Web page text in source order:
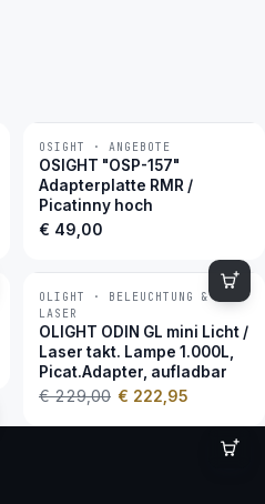
OSIGHT · ANGEBOTE
OSIGHT "OSP-157"
Adapterplatte RMR /
Picatinny hoch
€ 49,00
−3 %
OLIGHT · BELEUCHTUNG &
LASER
OLIGHT ODIN GL mini Licht /
Laser takt. Lampe 1.000L,
Picat.Adapter, aufladbar
€229,00 € 222,95